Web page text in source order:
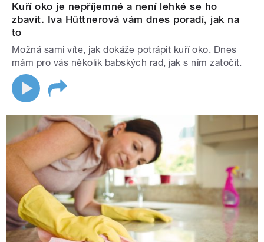
Kuří oko je nepříjemné a není lehké se ho
zbavit. Iva Hüttnerová vám dnes poradí, jak na
to
Možná sami víte, jak dokáže potrápit kuří oko. Dnes
mám pro vás několik babských rad, jak s ním zatočit.